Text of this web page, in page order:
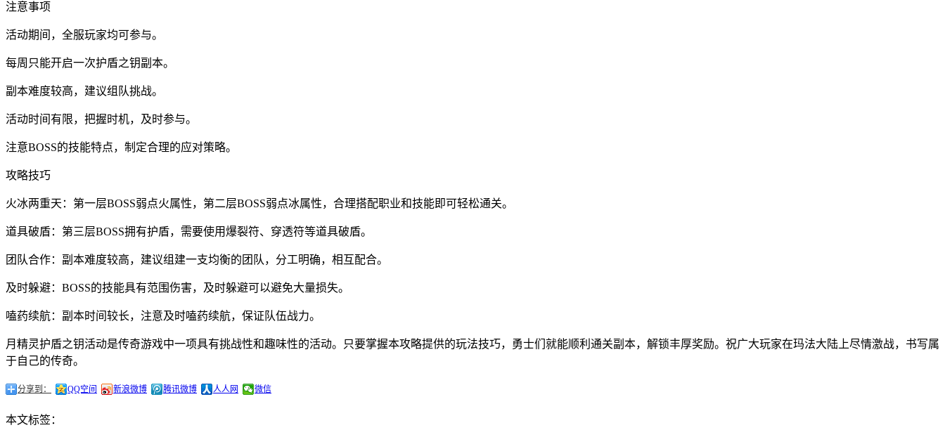
注意事项
活动期间，全服玩家均可参与。
每周只能开启一次护盾之钥副本。
副本难度较高，建议组队挑战。
活动时间有限，把握时机，及时参与。
注意BOSS的技能特点，制定合理的应对策略。
攻略技巧
火冰两重天：第一层BOSS弱点火属性，第二层BOSS弱点冰属性，合理搭配职业和技能即可轻松通关。
道具破盾：第三层BOSS拥有护盾，需要使用爆裂符、穿透符等道具破盾。
团队合作：副本难度较高，建议组建一支均衡的团队，分工明确，相互配合。
及时躲避：BOSS的技能具有范围伤害，及时躲避可以避免大量损失。
嗑药续航：副本时间较长，注意及时嗑药续航，保证队伍战力。
月精灵护盾之钥活动是传奇游戏中一项具有挑战性和趣味性的活动。只要掌握本攻略提供的玩法技巧，勇士们就能顺利通关副本，解锁丰厚奖励。祝广大玩家在玛法大陆上尽情激战，书写属
于自己的传奇。
分享到： QQ空间 新浪微博 腾讯微博 人人网 微信
本文标签：